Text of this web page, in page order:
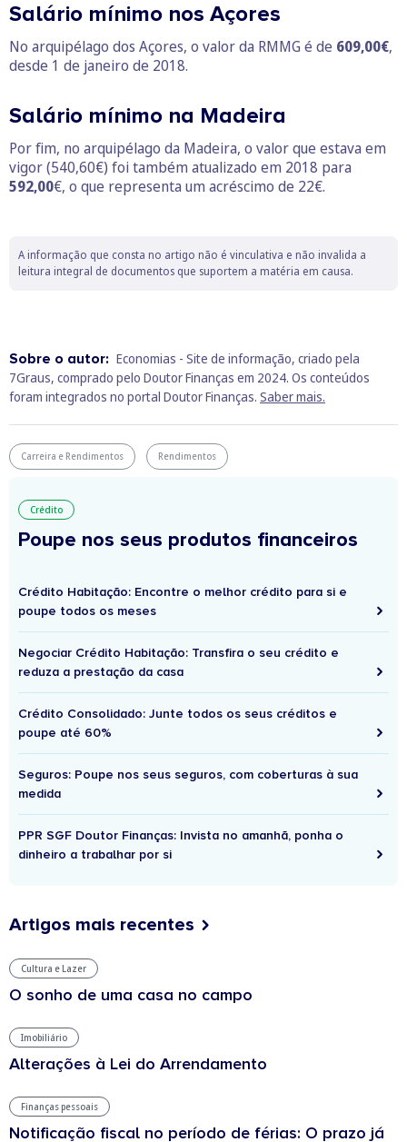
Salário mínimo nos Açores
No arquipélago dos Açores, o valor da RMMG é de 609,00€,
desde 1 de janeiro de 2018.
Salário mínimo na Madeira
Por fim, no arquipélago da Madeira, o valor que estava em
vigor (540,60€) foi também atualizado em 2018 para
592,00€, o que representa um acréscimo de 22€.
A informação que consta no artigo não é vinculativa e não invalida a
leitura integral de documentos que suportem a matéria em causa.
Sobre o autor: Economias - Site de informação, criado pela
7Graus, comprado pelo Doutor Finanças em 2024. Os conteúdos
foram integrados no portal Doutor Finanças. Saber mais.
Carreira e Rendimentos Rendimentos
Crédito
Poupe nos seus produtos financeiros
Crédito Habitação: Encontre o melhor crédito para si e
poupe todos os meses
Negociar Crédito Habitação: Transfira o seu crédito e
reduza a prestação da casa
Crédito Consolidado: Junte todos os seus créditos e
poupe até 60%
Seguros: Poupe nos seus seguros, com coberturas à sua
medida
PPR SGF Doutor Finanças: Invista no amanhã, ponha o
dinheiro a trabalhar por si
Artigos mais recentes
Cultura e Lazer
O sonho de uma casa no campo
Imobiliário
Alterações à Lei do Arrendamento
Finanças pessoais
Notificação fiscal no período de férias: O prazo já